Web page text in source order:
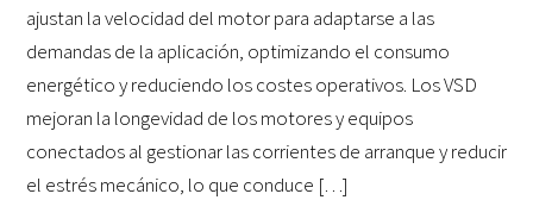
ajustan la velocidad del motor para adaptarse a las
demandas de la aplicación, optimizando el consumo
energético y reduciendo los costes operativos. Los VSD
mejoran la longevidad de los motores y equipos
conectados al gestionar las corrientes de arranque y reducir
el estrés mecánico, lo que conduce […]